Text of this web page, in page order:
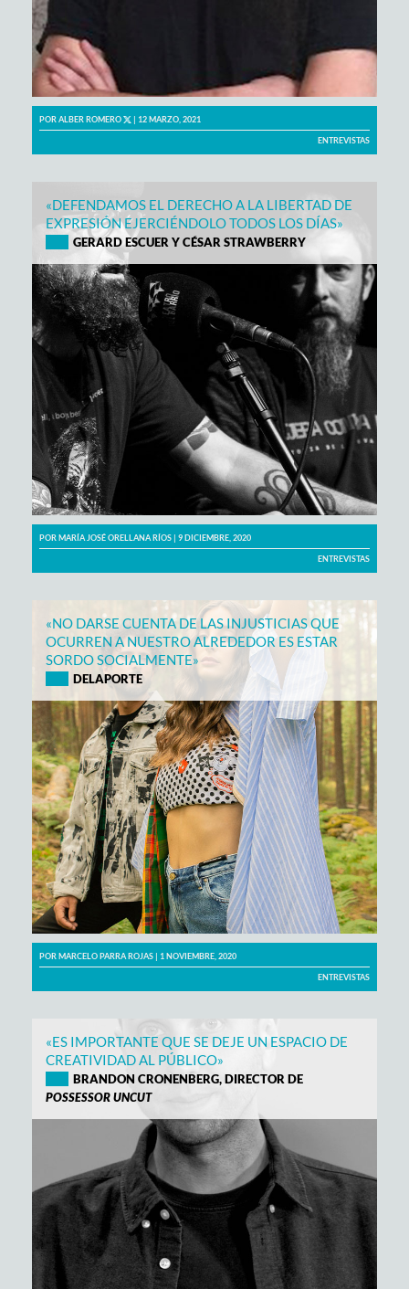
PORALBER ROMERO | 12 MARZO, 2021
ENTREVISTAS
«DEFENDAMOS EL DERECHO A LA LIBERTAD DE
EXPRESIÓN EJERCIÉNDOLO TODOS LOS DÍAS»
GERARD ESCUER Y CÉSAR STRAWBERRY
PORMARÍA JOSÉ ORELLANA RÍOS | 9 DICIEMBRE, 2020
ENTREVISTAS
«NO DARSE CUENTA DE LAS INJUSTICIAS QUE
OCURREN A NUESTRO ALREDEDOR ES ESTAR
SORDO SOCIALMENTE»
DELAPORTE
PORMARCELO PARRA ROJAS | 1 NOVIEMBRE, 2020
ENTREVISTAS
«ES IMPORTANTE QUE SE DEJE UN ESPACIO DE
CREATIVIDAD AL PÚBLICO»
BRANDON CRONENBERG, DIRECTOR DE
POSSESSOR UNCUT